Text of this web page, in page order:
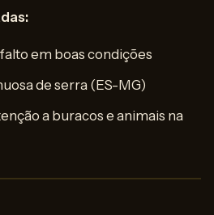
em boas condições
de serra (ES-MG)
a buracos e animais na